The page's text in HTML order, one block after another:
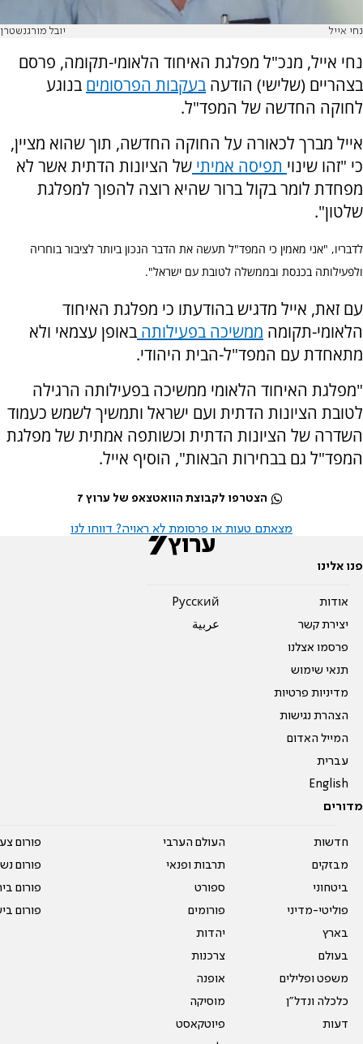
נחי אייל יובל מורגנשטרן
נחי אייל, מנכ"ל מפלגת האיחוד הלאומי-תקומה, פרסם
בצהריים (שלישי) הודעה בעקבות הפרסומים בנוגע
לחוקה החדשה של המפד"ל.
אייל מברך לכאורה על החוקה החדשה, תוך שהוא מציין,
כי "זהו שינוי תפיסה אמיתי של הציונות הדתית אשר לא
מפחדת לומר בקול ברור שהיא רוצה להפוך למפלגת
שלטון".
לדבריו, "אני מאמין כי המפד"ל תעשה את הדבר הנכון ביותר לציבור בוחריה
ולפעילותה בכנסת ובממשלה לטובת עם ישראל".
עם זאת, אייל מדגיש בהודעתו כי מפלגת האיחוד
הלאומי-תקומה ממשיכה בפעילותה באופן עצמאי ולא
מתאחדת עם המפד"ל-הבית היהודי.
"מפלגת האיחוד הלאומי ממשיכה בפעילותה הרגילה
לטובת הציונות הדתית ועם ישראל ותמשיך לשמש כעמוד
השדרה של הציונות הדתית וכשותפה אמתית של מפלגת
המפד"ל גם בבחירות הבאות", הוסיף אייל.
הצטרפו לקבוצת הוואטצאפ של ערוץ 7
מצאתם טעות או פרסומת לא ראויה? דווחו לנו
פנו אלינו
אודות
יצירת קשר
פרסמו אצלנו
תנאי שימוש
מדיניות פרטיות
הצהרת נגישות
המייל האדום
עברית
English
Pусский
عربية
מדורים
חדשות
מבזקים
ביטחוני
פוליטי-מדיני
בארץ
בעולם
משפט ופלילים
כלכלה ונדל"ן
דעות
העולם הערבי
תרבות ופנאי
ספורט
פורומים
יהדות
צרכנות
אופנה
מוסיקה
פיוטקאסט
פורום
פורום
פורום
פורום